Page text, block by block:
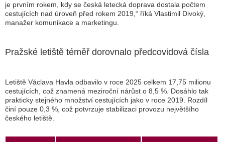
je prvním rokem, kdy se česká letecká doprava dostala počtem
cestujících nad úroveň před rokem 2019,“ říká Vlastimil Divoký,
manažer komunikace a marketingu.
Pražské letiště téměř dorovnalo předcovidová čísla
Letiště Václava Havla odbavilo v roce 2025 celkem 17,75 milionu
cestujících, což znamená meziroční nárůst o 8,5 %. Dosáhlo tak
prakticky stejného množství cestujících jako v roce 2019. Rozdíl
činí pouze 0,3 %, což potvrzuje stabilizaci provozu největšího
českého letiště.